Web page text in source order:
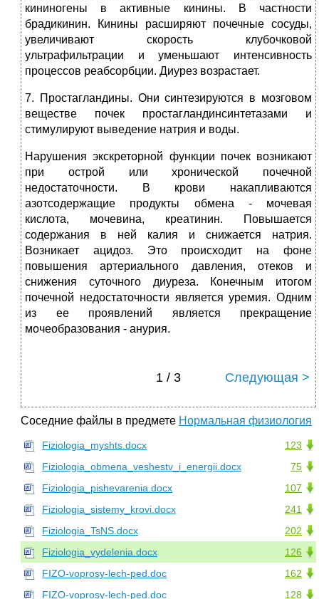
кининогены в активные кинины. В частности
брадикинин. Кинины расширяют почечные сосуды,
увеличивают скорость клубочковой
ультрафильтрации и уменьшают интенсивность
процессов реабсорбции. Диурез возрастает.
7. Простагландины. Они синтезируются в мозговом
веществе почек простагландинсинтетазами и
стимулируют выведение натрия и воды.
Нарушения экскреторной функции почек возникают
при острой или хронической почечной
недостаточности. В крови накапливаются
азотсодержащие продукты обмена - мочевая
кислота, мочевина, креатинин. Повышается
содержания в ней калия и снижается натрия.
Возникает ацидоз. Это происходит на фоне
повышения артериального давления, отеков и
снижения суточного диуреза. Конечным итогом
почечной недостаточности является уремия. Одним
из ее проявлений является прекращение
мочеобразования - анурия.
1 / 3 Следующая >
Соседние файлы в предмете Нормальная физиология
123
Fiziologia_myshts.docx
75
Fiziologia_obmena_veshestv_i_energii.docx
107
Fiziologia_pishevarenia.docx
241
Fiziologia_sistemy_krovi.docx
202
Fiziologia_TsNS.docx
126
Fiziologia_vydelenia.docx
162
FIZO-voprosy-lech-ped.doc
128
FIZO-voprosy-lech-ped.doc